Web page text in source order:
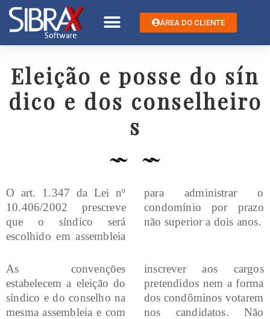
ÁREA DO CLIENTE
Eleição e posse do sín
dico e dos conselheiro
s
O art. 1.347 da Lei nº
10.406/2002 prescreve
que o síndico será
escolhido em assembleia
para administrar o
condomínio por prazo
não superior a dois anos.
As convenções
estabelecem a eleição do
síndico e do conselho na
mesma assembleia e com
inscrever aos cargos
pretendidos nem a forma
dos condôminos votarem
nos candidatos. Não